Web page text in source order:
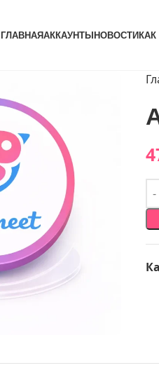
ГЛАВНАЯАККАУНТЫНОВОСТИКАК